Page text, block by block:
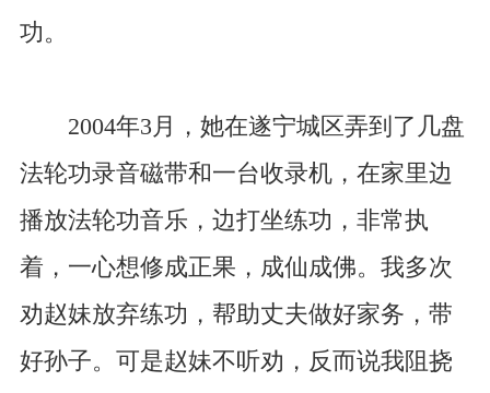
功。
2004年3月，她在遂宁城区弄到了几盘
法轮功录音磁带和一台收录机，在家里边
播放法轮功音乐，边打坐练功，非常执
着，一心想修成正果，成仙成佛。我多次
劝赵妹放弃练功，帮助丈夫做好家务，带
好孙子。可是赵妹不听劝，反而说我阻挠